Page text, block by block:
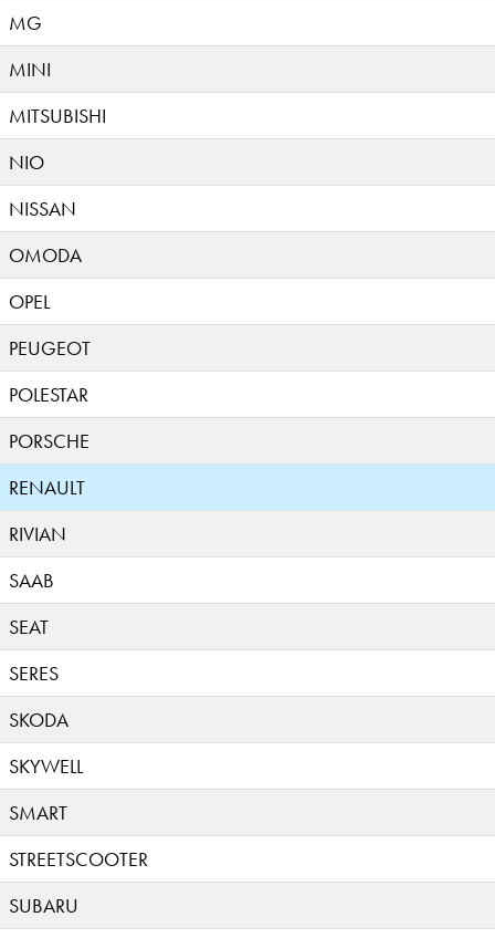
MG
MINI
MITSUBISHI
NIO
NISSAN
OMODA
OPEL
PEUGEOT
POLESTAR
PORSCHE
RENAULT
RIVIAN
SAAB
SEAT
SERES
SKODA
SKYWELL
SMART
STREETSCOOTER
SUBARU